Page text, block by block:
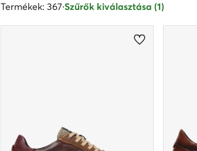
Termékek: 367·Szűrők kiválasztása (1)